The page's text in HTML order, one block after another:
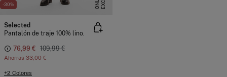
-30%
Selected
Pantalón de traje 100% lino.
76,99 € 109,99 €
Ahorras 33,00 €
+2 Colores